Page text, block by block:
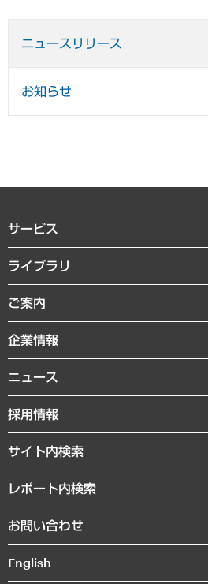
ニュースリリース
お知らせ
サービス
経営戦略
組織・人事戦略
デジタルイノベーション
共生・ダイバーシティ
GRC（ガバナンス・リスク・コンプライアン
経済・産業・雇用・労働
まちづくり・観光・交通・スポーツ・スマート
自然資源・農林水産業・食料システム
ライブラリ
経済調査
レポート
コラム
経営用語集
受託・受注実績（官公庁関連）
メディア掲載・出演
ご案内
セミナー・イベント情報
MUFGビジネスセミナー
受託案件情報
企業情報
私たちの想い
社長メッセージ
会社概要
沿革
組織図・本部部室紹介
インドネシア現地法人
ニュース
ニュースリリース
お知らせ
採用情報
サイト内検索
レポート内検索
お問い合わせ
English